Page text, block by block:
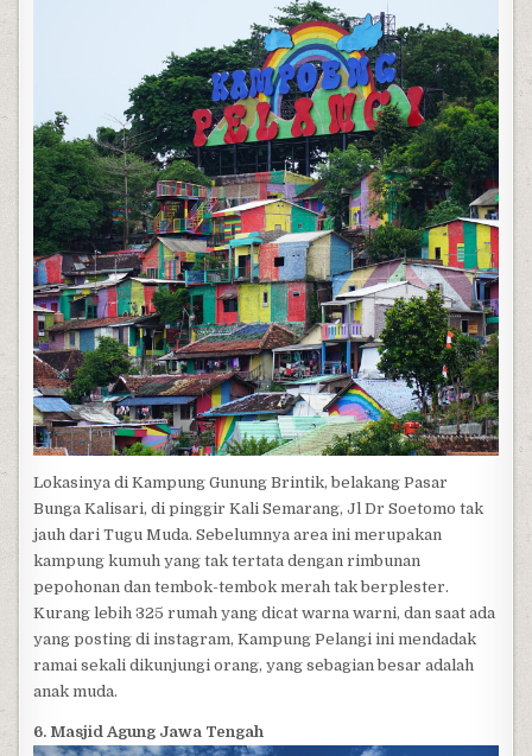
Lokasinya di Kampung Gunung Brintik, belakang Pasar
Bunga Kalisari, di pinggir Kali Semarang, Jl Dr Soetomo tak
jauh dari Tugu Muda. Sebelumnya area ini merupakan
kampung kumuh yang tak tertata dengan rimbunan
pepohonan dan tembok-tembok merah tak berplester.
Kurang lebih 325 rumah yang dicat warna warni, dan saat ada
yang posting di instagram, Kampung Pelangi ini mendadak
ramai sekali dikunjungi orang, yang sebagian besar adalah
anak muda.
6. Masjid Agung Jawa Tengah